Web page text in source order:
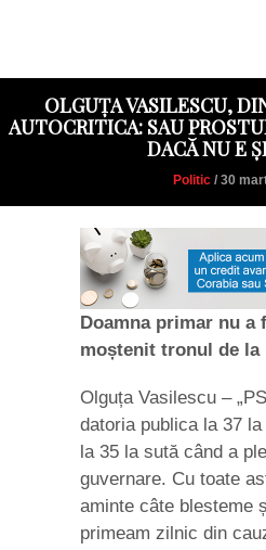
OLGUȚA VASILESCU,
AUTOCRITICA: SAU
DACĂ NU E
Politic/ 30
Doamna primar nu a
moștenit tronul de la
Olguța Vasilescu –
datoria publica la 37
la 35 la sută când a
guvernare. Cu toate
aminte câte blesteme
primeam zilnic din